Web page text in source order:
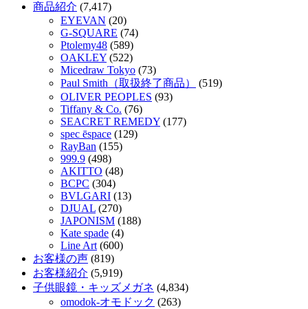
商品紹介 (7,417)
EYEVAN (20)
G-SQUARE (74)
Ptolemy48 (589)
OAKLEY (522)
Micedraw Tokyo (73)
Paul Smith（取扱終了商品）
(519)
OLIVER PEOPLES (93)
Tiffany & Co. (76)
SEACRET REMEDY (177)
spec ēspace (129)
RayBan (155)
999.9 (498)
AKITTO (48)
BCPC (304)
BVLGARI (13)
DJUAL (270)
JAPONISM (188)
Kate spade (4)
Line Art (600)
お客様の声 (819)
お客様紹介 (5,919)
子供眼鏡・キッズメガネ (4,834)
omodok-オモドック (263)